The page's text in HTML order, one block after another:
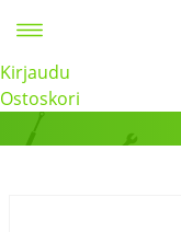
Kirjaudu
Ostoskori
Tuotteet